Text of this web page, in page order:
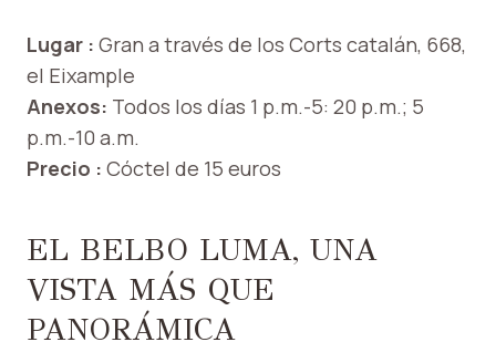
Lugar : Gran a través de los Corts catalán, 668,
el Eixample
Anexos: Todos los días 1 p.m.-5: 20 p.m.; 5
p.m.-10 a.m.
Precio : Cóctel de 15 euros
EL BELBO LUMA, UNA
VISTA MÁS QUE
PANORÁMICA